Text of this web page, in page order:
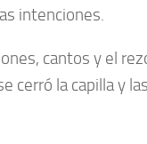
intenciones.
cantos y el
cerró la capilla y